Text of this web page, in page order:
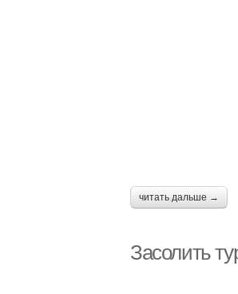
читать дальше →
Засолить